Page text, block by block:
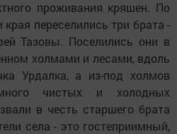
проживания кряшен. По
переселились три брата -
Тазовы. Поселились они в
холмами и лесами, вдоль
Урдалка, а из-под холмов
чистых и холодных
в честь старшего брата
села - это гостеприимный,